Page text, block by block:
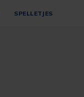
SPELLETJES